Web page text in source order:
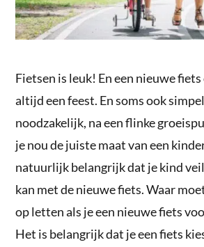
Fietsen is leuk! En een nieuwe
altijd een feest. En soms ook
noodzakelijk, na een flinke
je nou de juiste maat van een
natuurlijk belangrijk dat je kind
kan met de nieuwe fiets. Waar
op letten als je een nieuwe fiets
Het is belangrijk dat je een fiets